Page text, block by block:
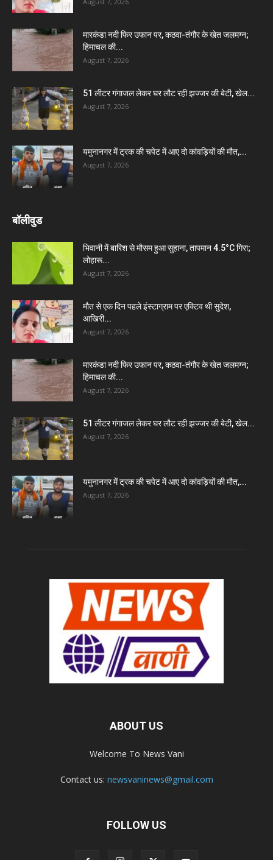
मारकंडा नदी फिर उफान पर, कठवा-तंगौर के खेत जलमग्न;
हिमाचल की...
August 7, 2026
51 लीटर गंगाजल लेकर घर लौट रही झज्जर की बेटी, खेल...
August 7, 2026
यमुनानगर में ट्रक की चपेट में आए दो कांवड़ियों की मौत,...
August 7, 2026
बॉलीवुड
भिवानी में बारिश से मौसम हुआ सुहाना, तापमान 4.5°C गिरा;
लोहारू...
August 7, 2026
मौत से एक दिन पहले इंस्टाग्राम पर एक्टिव थी सुदेश,
आखिरी...
August 7, 2026
मारकंडा नदी फिर उफान पर, कठवा-तंगौर के खेत जलमग्न;
हिमाचल की...
August 7, 2026
51 लीटर गंगाजल लेकर घर लौट रही झज्जर की बेटी, खेल...
August 7, 2026
यमुनानगर में ट्रक की चपेट में आए दो कांवड़ियों की मौत,...
August 7, 2026
ABOUT US
Welcome To News Vani
Contact us: newsvaninews@gmail.com
FOLLOW US